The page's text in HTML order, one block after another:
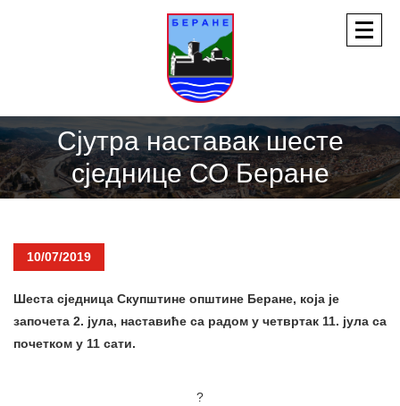
Сјутра наставак шесте
сједнице СО Беране
10/07/2019
Шеста сједница Скупштине општине Беране, која је
започета 2. јула, наставиће са радом у четвртак 11. јула са
почетком у 11 сати.
?